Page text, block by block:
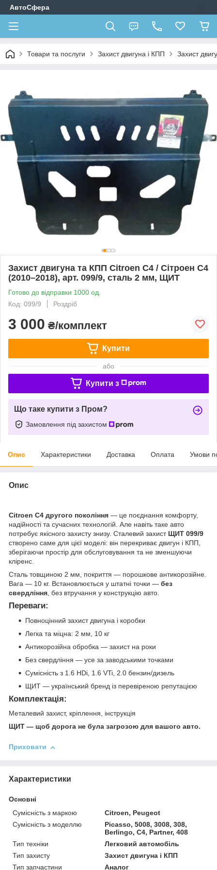
АвтоСфера
Товари та послуги Захист двигуна і КПП Захист
Захист двигуна та КПП Citroen C4 / Сітроен С4
(2010–2018), арт. 099/9, сталь 2 мм, ЩИТ
Готово до відправки 1000 од.
Код: 099/9
Роздріб
3 000 ₴/комплект
Купити
або
Купити з
Що таке купити з Пром?
Замовлення під захистом
Опис Характеристики Доставка Оплата Умови
Опис
Citroen C4 другого покоління — це поєднання комфорту,
надійності та сучасних технологій. Але навіть таке авто
потребує якісного захисту знизу. Сталевий захист ЩИТ 099/9
створено саме для цієї моделі: він перекриває двигун і КПП,
зберігаючи простір для обслуговування та не зменшуючи
кліренс.
Сталь товщиною 2 мм, покриття — порошкове антикорозійне.
Вага — 10 кг. Встановлюється у штатні точки — без
свердління , без втручання у конструкцію авто.
Переваги:
Повноцінний захист двигуна і коробки
Легка та міцна: 2 мм, 10 кг
Антикорозійна обробка — захист на роки
Без свердління — усе за заводськими точками
Сумісність з 1.6 HDi, 1.6 VTi, 2.0 бензин/дизель
ЩИТ — український бренд із перевіреною репутацією
Комплектація:
Металевий захист, кріплення, інструкція
ЩИТ — щоб дорога не була загрозою для вашого авто.
Приховати
Характеристики
Основні
Сумісність з маркою
Citroen, Peugeot
Сумісність з моделлю
Picasso, 5008, 3008, 308,
Berlingo, C4, Partner, 408
Тип техніки
Легковий автомобіль
Тип захисту
Захист двигуна і КПП
Тип запчастини
Аналог